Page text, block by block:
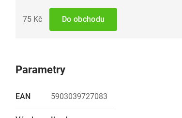
75 Kč Do obchodu
Parametry
EAN 5903039727083